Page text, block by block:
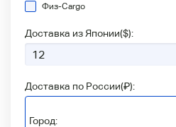
Физ-Сargo
Доставка из Японии($):
Доставка по России(₽):
Город: